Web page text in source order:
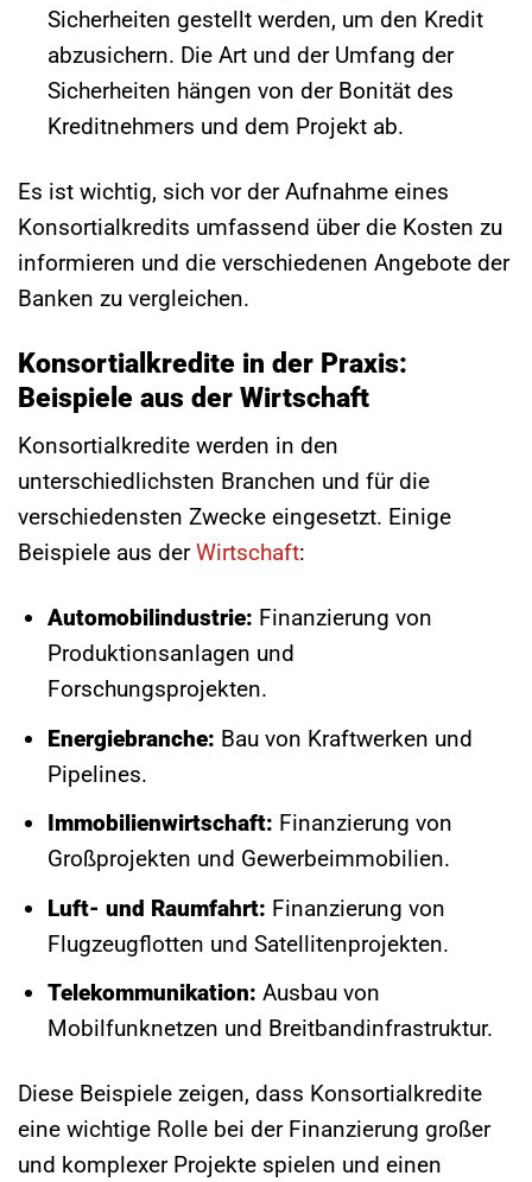
Sicherheiten gestellt werden, um den Kredit
abzusichern. Die Art und der Umfang der
Sicherheiten hängen von der Bonität des
Kreditnehmers und dem Projekt ab.
Es ist wichtig, sich vor der Aufnahme eines
Konsortialkredits umfassend über die Kosten zu
informieren und die verschiedenen Angebote der
Banken zu vergleichen.
Konsortialkredite in der Praxis:
Beispiele aus der Wirtschaft
Konsortialkredite werden in den
unterschiedlichsten Branchen und für die
verschiedensten Zwecke eingesetzt. Einige
Beispiele aus derWirtschaft:
Automobilindustrie: Finanzierung von
Produktionsanlagen und
Forschungsprojekten.
Energiebranche: Bau von Kraftwerken und
Pipelines.
Immobilienwirtschaft: Finanzierung von
Großprojekten und Gewerbeimmobilien.
Luft- und Raumfahrt: Finanzierung von
Flugzeugflotten und Satellitenprojekten.
Telekommunikation: Ausbau von
Mobilfunknetzen und Breitbandinfrastruktur.
Diese Beispiele zeigen, dass Konsortialkredite
eine wichtige Rolle bei der Finanzierung großer
und komplexer Projekte spielen und einen